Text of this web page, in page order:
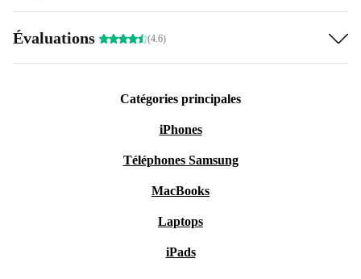
Évaluations (4.6)
Catégories principales
iPhones
Téléphones Samsung
MacBooks
Laptops
iPads